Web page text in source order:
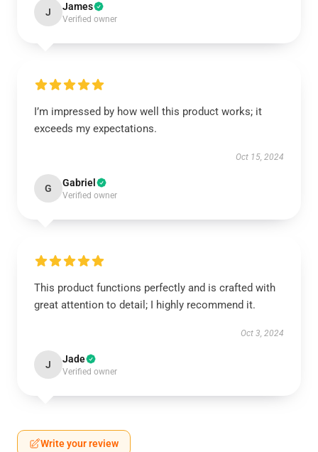
J James
Verified owner
I’m impressed by how well this product works; it
exceeds my expectations.
Oct 15, 2024
G Gabriel
Verified owner
This product functions perfectly and is crafted with
great attention to detail; I highly recommend it.
Oct 3, 2024
J Jade
Verified owner
Write your review